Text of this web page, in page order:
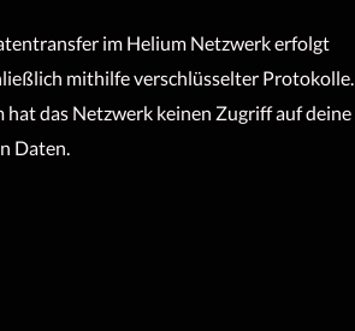
im Helium Netzwerk erfolgt
mithilfe verschlüsselter Protokolle.
hat das Netzwerk keinen Zugriff auf deine
Daten.